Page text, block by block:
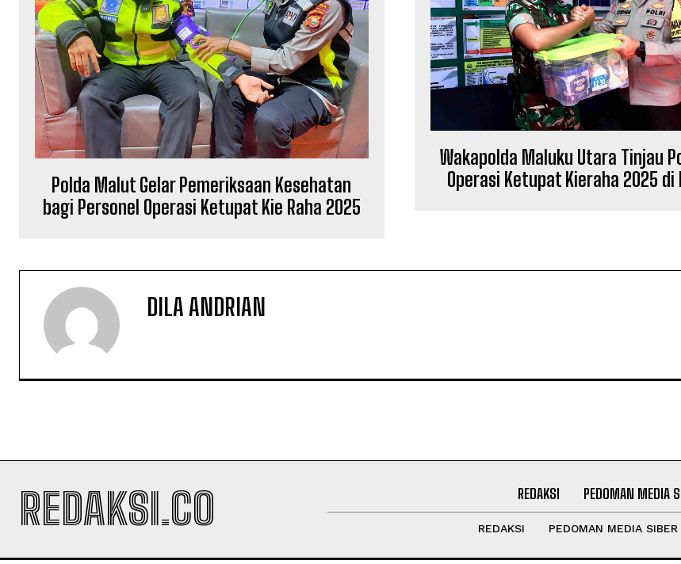
Polda Malut Gelar Pemeriksaan Kesehatan
bagi Personel Operasi Ketupat Kie Raha 2025
Wakapolda Maluku Utara Tinjau
Operasi Ketupat Kieraha 2025 di
DILA ANDRIAN
REDAKSI.CO REDAKSI PEDOMAN MEDIA
REDAKSI PEDOMAN MEDIA SIBER